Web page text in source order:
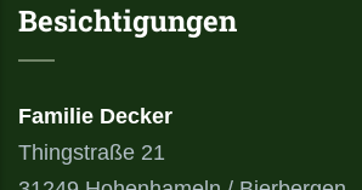
Besichtigungen
Familie Decker
Thingstraße 21